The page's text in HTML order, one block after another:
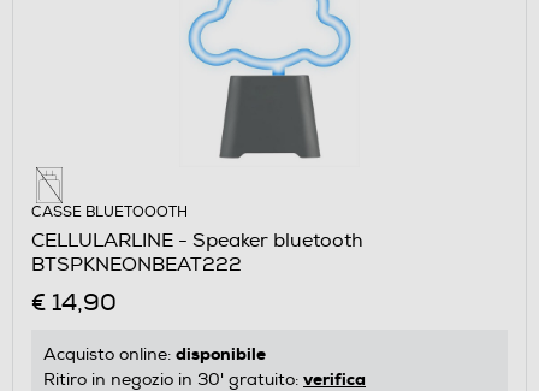
CASSE BLUETOOOTH
CELLULARLINE - Speaker bluetooth
BTSPKNEONBEAT222
€ 14,90
Acquisto online: disponibile
Ritiro in negozio in 30' gratuito: verifica